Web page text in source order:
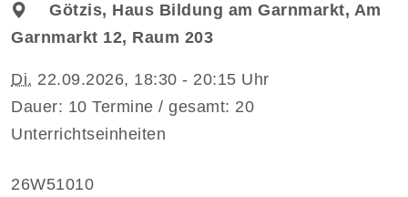
Götzis, Haus Bildung am Garnmarkt, Am
Garnmarkt 12, Raum 203
Di. 22.09.2026, 18:30 - 20:15 Uhr
Dauer: 10 Termine / gesamt: 20
Unterrichtseinheiten
26W51010